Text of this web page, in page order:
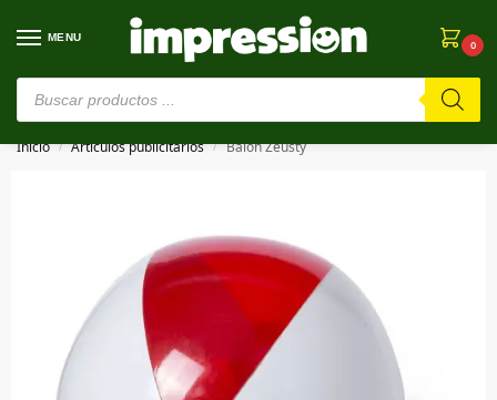
MENU
0
⚠️ Estamos en pruebas. Si algo falla, ¡Perdón!⚠️
Inicio / Artículos publicitarios / Balón Zeusty